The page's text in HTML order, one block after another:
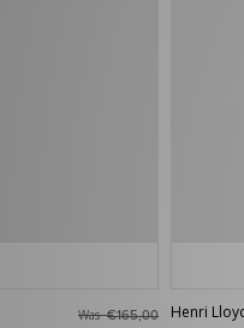
Was€165,00 Henri